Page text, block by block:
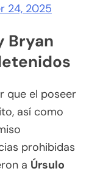
24, 2025
Bryan
que el poseer
así como
prohibidas
a Úrsulo